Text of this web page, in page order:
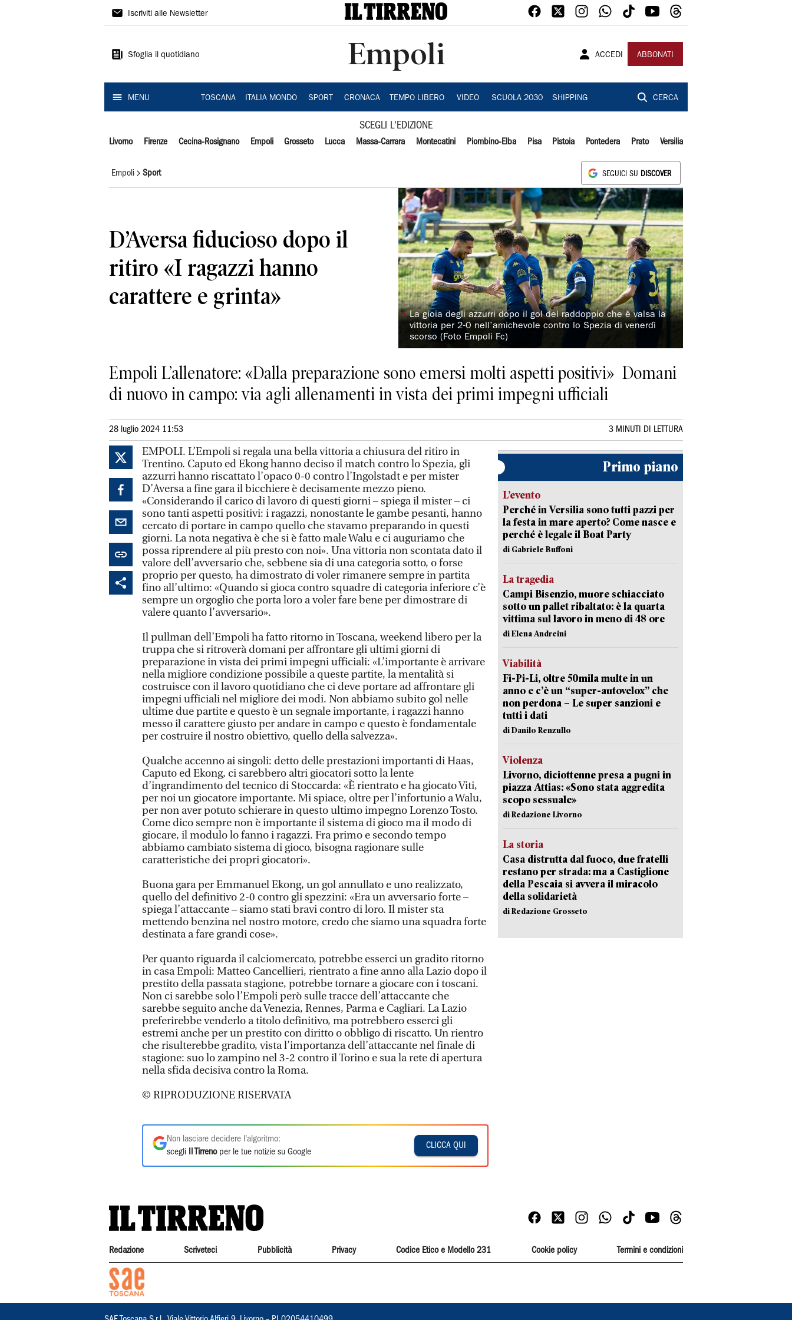
Il
Iscriviti alle Newsletter
Sfoglia il quotidiano Empoli ACCEDI ABBONATI
MENU TOSCANA ITALIA MONDO SPORT CRONACA TEMPO LIBERO VIDEO SCUOLA 2030 SHIPPING CERCA
SCEGLI L'EDIZIONE
Livorno Firenze Cecina-Rosignano Empoli Grosseto Lucca Massa-Carrara Montecatini Piombino-Elba Pisa Pistoia Pontedera Prato Versilia
Empoli Sport SEGUICI SU DISCOVER
D’Aversa fiducioso dopo il
ritiro «I ragazzi hanno
carattere e grinta»
◗La gioia degli azzurri dopo il gol del raddoppio che è valsa la
vittoria per 2-0 nell’amichevole contro lo Spezia di venerdì
scorso (Foto Empoli Fc)
Empoli L’allenatore: «Dalla preparazione sono emersi molti aspetti positivi» Domani
di nuovo in campo: via agli allenamenti in vista dei primi impegni ufficiali
28 luglio 2024 11:53 3 MINUTI DI LETTURA
EMPOLI. L’Empoli si regala una bella vittoria a chiusura del ritiro in
Trentino. Caputo ed Ekong hanno deciso il match contro lo Spezia, gli
azzurri hanno riscattato l’opaco 0-0 contro l’Ingolstadt e per mister
D’Aversa a fine gara il bicchiere è decisamente mezzo pieno.
«Considerando il carico di lavoro di questi giorni – spiega il mister – ci
sono tanti aspetti positivi: i ragazzi, nonostante le gambe pesanti, hanno
cercato di portare in campo quello che stavamo preparando in questi
giorni. La nota negativa è che si è fatto male Walu e ci auguriamo che
possa riprendere al più presto con noi». Una vittoria non scontata dato il
valore dell’avversario che, sebbene sia di una categoria sotto, o forse
proprio per questo, ha dimostrato di voler rimanere sempre in partita
fino all’ultimo: «Quando si gioca contro squadre di categoria inferiore c’è
sempre un orgoglio che porta loro a voler fare bene per dimostrare di
valere quanto l’avversario».
Il pullman dell’Empoli ha fatto ritorno in Toscana, weekend libero per la
truppa che si ritroverà domani per affrontare gli ultimi giorni di
preparazione in vista dei primi impegni ufficiali: «L’importante è arrivare
nella migliore condizione possibile a queste partite, la mentalità si
costruisce con il lavoro quotidiano che ci deve portare ad affrontare gli
impegni ufficiali nel migliore dei modi. Non abbiamo subito gol nelle
ultime due partite e questo è un segnale importante, i ragazzi hanno
messo il carattere giusto per andare in campo e questo è fondamentale
per costruire il nostro obiettivo, quello della salvezza».
Qualche accenno ai singoli: detto delle prestazioni importanti di Haas,
Caputo ed Ekong, ci sarebbero altri giocatori sotto la lente
d’ingrandimento del tecnico di Stoccarda: «È rientrato e ha giocato Viti,
per noi un giocatore importante. Mi spiace, oltre per l’infortunio a Walu,
per non aver potuto schierare in questo ultimo impegno Lorenzo Tosto.
Come dico sempre non è importante il sistema di gioco ma il modo di
giocare, il modulo lo fanno i ragazzi. Fra primo e secondo tempo
abbiamo cambiato sistema di gioco, bisogna ragionare sulle
caratteristiche dei propri giocatori».
Buona gara per Emmanuel Ekong, un gol annullato e uno realizzato,
quello del definitivo 2-0 contro gli spezzini: «Era un avversario forte –
spiega l’attaccante – siamo stati bravi contro di loro. Il mister sta
mettendo benzina nel nostro motore, credo che siamo una squadra forte
destinata a fare grandi cose».
Per quanto riguarda il calciomercato, potrebbe esserci un gradito ritorno
in casa Empoli: Matteo Cancellieri, rientrato a fine anno alla Lazio dopo il
prestito della passata stagione, potrebbe tornare a giocare con i toscani.
Non ci sarebbe solo l’Empoli però sulle tracce dell’attaccante che
sarebbe seguito anche da Venezia, Rennes, Parma e Cagliari. La Lazio
preferirebbe venderlo a titolo definitivo, ma potrebbero esserci gli
estremi anche per un prestito con diritto o obbligo di riscatto. Un rientro
che risulterebbe gradito, vista l’importanza dell’attaccante nel finale di
stagione: suo lo zampino nel 3-2 contro il Torino e sua la rete di apertura
nella sfida decisiva contro la Roma.
© RIPRODUZIONE RISERVATA
Non lasciare decidere l'algoritmo:
scegli
Il Tirrenoper le tue notizie su Google
CLICCA QUI
Primo piano
L’evento
Perché in Versilia sono tutti pazzi per
la festa in mare aperto? Come nasce e
perché è legale il Boat Party
di Gabriele Buffoni
La tragedia
Campi Bisenzio, muore schiacciato
sotto un pallet ribaltato: è la quarta
vittima sul lavoro in meno di 48 ore
di Elena Andreini
Viabilità
Fi-Pi-Li, oltre 50mila multe in un
anno e c’è un “super-autovelox” che
non perdona – Le super sanzioni e
tutti i dati
di Danilo Renzullo
Violenza
Livorno, diciottenne presa a pugni in
piazza Attias: «Sono stata aggredita
scopo sessuale»
di Redazione Livorno
La storia
Casa distrutta dal fuoco, due fratelli
restano per strada: ma a Castiglione
della Pescaia si avvera il miracolo
della solidarietà
di Redazione Grosseto
Redazione Scriveteci Pubblicità Privacy Codice Etico e Modello 231 Cookie policy Termini e condizioni